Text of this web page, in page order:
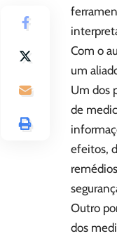
Com o
um
Um dos
de
efeitos,
Outro
dos